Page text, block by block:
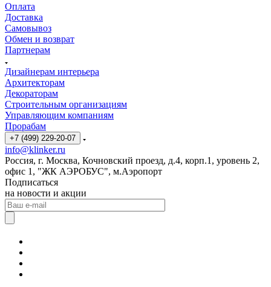
Оплата
Доставка
Самовывоз
Обмен и возврат
Партнерам
Дизайнерам интерьера
Архитекторам
Декораторам
Строительным организациям
Управляющим компаниям
Прорабам
+7 (499) 229-20-07
info@klinker.ru
Россия, г. Москва, Кочновский проезд, д.4, корп.1, уровень 2,
офис 1, "ЖК АЭРОБУС", м.Аэропорт
Подписаться
на новости и акции